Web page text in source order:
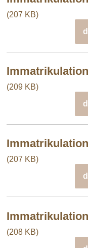
(207 KB)
(209 KB)
(207 KB)
(208 KB)